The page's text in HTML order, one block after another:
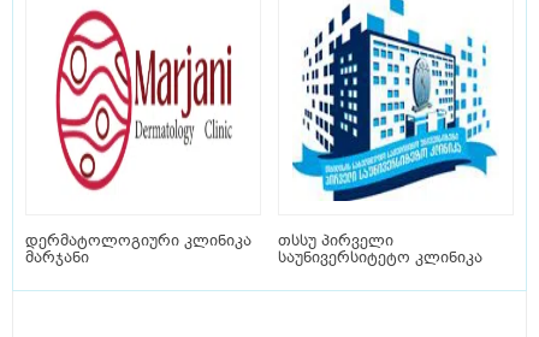
დერმატოლოგიური კლინიკა
მარჯანი
თსსუ პირველი
საუნივერსიტეტო კლინიკა